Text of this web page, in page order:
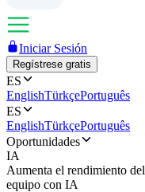
Iniciar Sesión
Regístrese gratis
ES
EnglishTürkçePortuguês
ES
EnglishTürkçePortuguês
Oportunidades
IA
Aumenta el rendimiento del
equipo con IA